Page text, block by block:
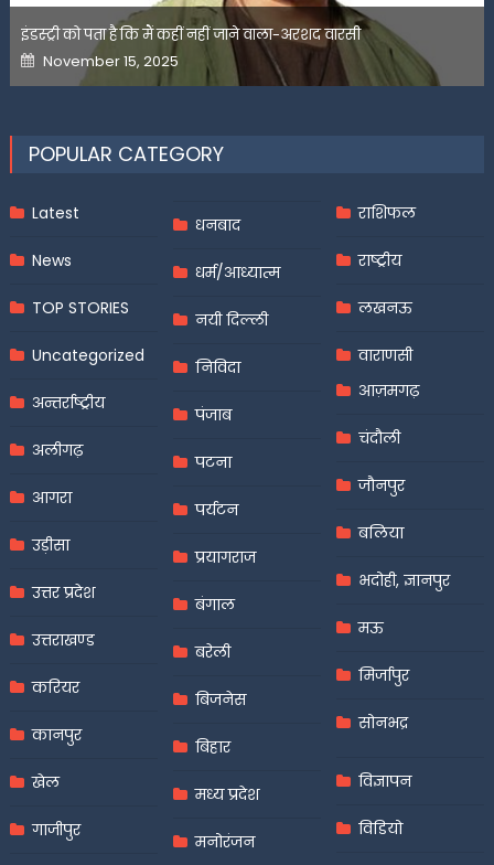
इंडस्ट्री को पता है कि मैं कहीं नहीं जाने वाला-अरशद वारसी
Posted
on
November 15, 2025
POPULAR CATEGORY
Latest
News
TOP STORIES
Uncategorized
अन्तर्राष्ट्रीय
अलीगढ़
आगरा
उड़ीसा
उत्तर प्रदेश
उत्तराखण्ड
करियर
कानपुर
खेल
गाजीपुर
धनबाद
धर्म/आध्यात्म
नयी दिल्ली
निविदा
पंजाब
पटना
पर्यटन
प्रयागराज
बंगाल
बरेली
बिजनेस
बिहार
मध्य प्रदेश
मनोरंजन
राशिफल
राष्ट्रीय
लखनऊ
वाराणसी
आज़मगढ़
चंदौली
जौनपुर
बलिया
भदोही, ज्ञानपुर
मऊ
मिर्जापुर
सोनभद्र
विज्ञापन
विडियो